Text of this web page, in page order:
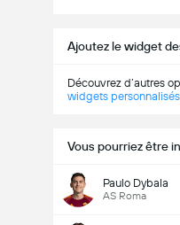
Ajoutez le widget
Découvrez d’autres
widgets personnalisés
Vous pourriez être
Paulo Dybala
AS Roma